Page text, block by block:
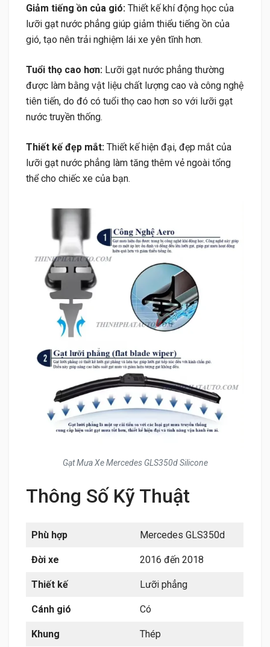
Giảm tiếng ồn của gió: Thiết kế khí động học của
lưỡi gạt nước phẳng giúp giảm thiểu tiếng ồn của
gió, tạo nên trải nghiệm lái xe yên tĩnh hơn.
Tuổi thọ cao hơn: Lưỡi gạt nước phẳng thường
được làm bằng vật liệu chất lượng cao và công nghệ
tiên tiến, do đó có tuổi thọ cao hơn so với lưỡi gạt
nước truyền thống.
Thiết kế đẹp mắt: Thiết kế hiện đại, đẹp mắt của
lưỡi gạt nước phẳng làm tăng thêm vẻ ngoài tổng
thể cho chiếc xe của bạn.
Gạt Mưa Xe Mercedes GLS350d Silicone
Thông Số Kỹ Thuật
Phù hợp Mercedes GLS350d
Đời xe 2016 đến 2018
Thiết kế Lưỡi phẳng
Cánh gió Có
Khung Thép